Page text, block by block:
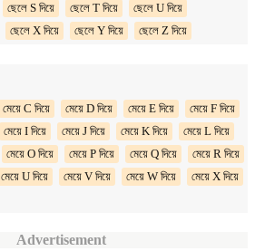
ছেলে S দিয়ে ছেলে T দিয়ে
ছেলে U দিয়ে
ছেলে X দিয়ে ছেলে Y দিয়ে ছেলে Z দিয়ে
মেয়ে C দিয়ে মেয়ে D দিয়ে মেয়ে E দিয়ে
মেয়ে F দিয়ে
মেয়ে I দিয়ে মেয়ে J দিয়ে মেয়ে K দিয়ে
মেয়ে L দিয়ে
মেয়ে O দিয়ে মেয়ে P দিয়ে মেয়ে Q দিয়ে
মেয়ে R দিয়ে
মেয়ে U দিয়ে মেয়ে V দিয়ে মেয়ে W দিয়ে
মেয়ে X দিয়ে
Advertisement